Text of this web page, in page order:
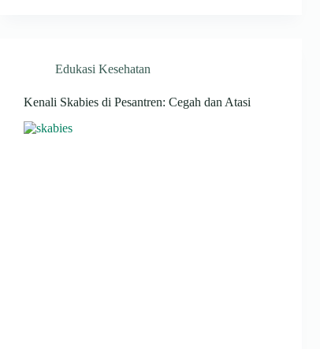
Edukasi Kesehatan
Kenali Skabies di Pesantren: Cegah dan Atasi